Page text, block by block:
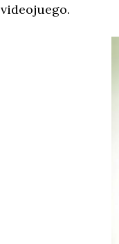
videojuego.